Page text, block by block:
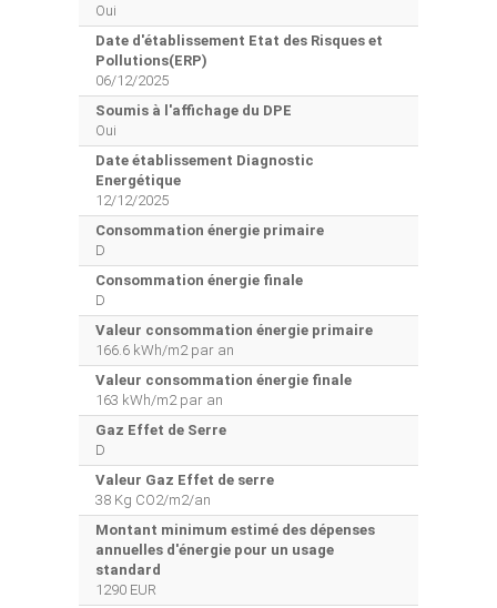
Oui
Date d'établissement Etat des Risques et
Pollutions(ERP)
06/12/2025
Soumis à l'affichage du DPE
Oui
Date établissement Diagnostic
Energétique
12/12/2025
Consommation énergie primaire
D
Consommation énergie finale
D
Valeur consommation énergie primaire
166.6 kWh/m2 par an
Valeur consommation énergie finale
163 kWh/m2 par an
Gaz Effet de Serre
D
Valeur Gaz Effet de serre
38 Kg CO2/m2/an
Montant minimum estimé des dépenses
annuelles d'énergie pour un usage
standard
1290 EUR